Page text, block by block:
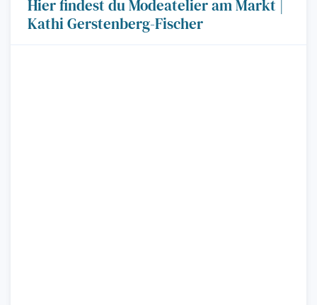
Hier findest du Modeatelier am Markt |
Kathi Gerstenberg-Fischer